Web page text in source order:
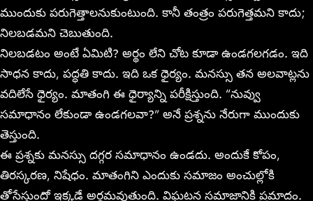
ముందుకు పరుగెత్తాలనుకుంటుంది. కానీ తంత్రం పరుగెత్తమని కాదు;
నిలబడమని చెబుతుంది.
నిలబడటం అంటే ఏమిటి? అర్థం లేని చోట కూడా ఉండగలగడం. ఇది
సాధన కాదు, పద్ధతి కాదు. ఇది ఒక ధైర్యం. మనస్సు తన అలవాట్లను
వదిలేసే ధైర్యం. మాతంగి ఈ ధైర్యాన్ని పరీక్షిస్తుంది. “నువ్వు
సమాధానం లేకుండా ఉండగలవా?” అనే ప్రశ్నను నేరుగా ముందుకు
తెస్తుంది.
ఈ ప్రశ్నకు మనస్సు దగ్గర సమాధానం ఉండదు. అందుకే కోపం,
తిరస్కరణ, నిషేధం. మాతంగిని ఎందుకు సమాజం అంచుల్లోకి
తోసేస్తుందో ఇక్కడే అర్థమవుతుంది. విఘటన సమాజానికి ప్రమాదం.